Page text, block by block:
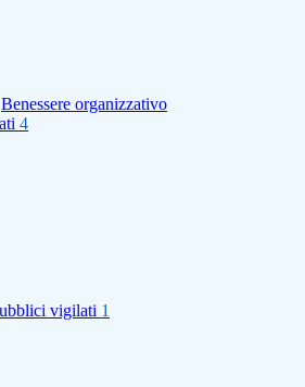
Benessere organizzativo
4
vigilati 1